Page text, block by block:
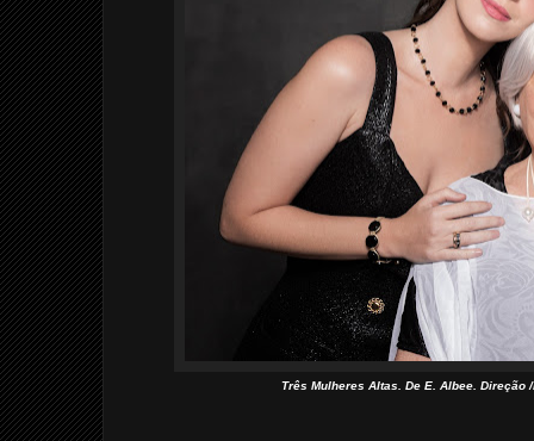
Três Mulheres Altas. De E. Albee. Direção